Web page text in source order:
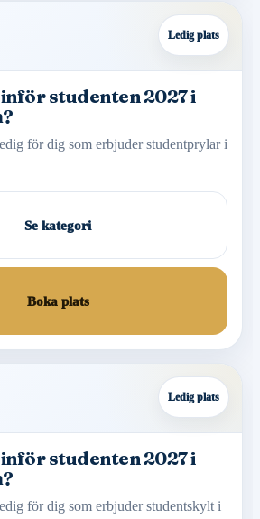
Ledig plats
studenten 2027 i
för dig som erbjuder studentprylar i
Se kategori
Boka plats
Ledig plats
studenten 2027 i
för dig som erbjuder studentskylt i